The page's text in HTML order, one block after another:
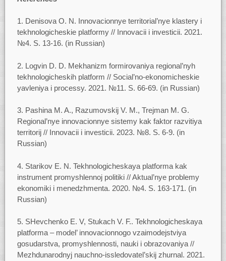
1. Denisova O. N. Innovacionnye territorial’nye klastery i
tekhnologicheskie platformy // Innovacii i investicii. 2021.
№4. S. 13-16. (in Russian)
2. Logvin D. D. Mekhanizm formirovaniya regional’nyh
tekhnologicheskih platform // Social’no-ekonomicheskie
yavleniya i processy. 2021. №11. S. 66-69. (in Russian)
3. Pashina M. A., Razumovskij V. M., Trejman M. G.
Regional’nye innovacionnye sistemy kak faktor razvitiya
territorij // Innovacii i investicii. 2023. №8. S. 6-9. (in
Russian)
4. Starikov E. N. Tekhnologicheskaya platforma kak
instrument promyshlennoj politiki // Aktual’nye problemy
ekonomiki i menedzhmenta. 2020. №4. S. 163-171. (in
Russian)
5. SHevchenko E. V, Stukach V. F.. Tekhnologicheskaya
platforma – model’ innovacionnogo vzaimodejstviya
gosudarstva, promyshlennosti, nauki i obrazovaniya //
Mezhdunarodnyj nauchno-issledovatel’skij zhurnal. 2021.